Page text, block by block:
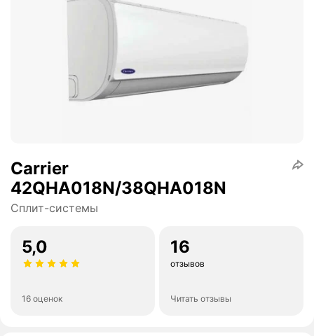
Carrier
42QHA018N/38QHA018N
Сплит-системы
5,0
16 оценок
16
отзывов
Читать отзывы